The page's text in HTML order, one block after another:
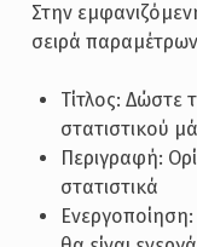
Στην
σειρά
Τίτλος: Δώστε
στατιστικού
Περιγραφή:
στατιστικά
Ενεργοποίηση: